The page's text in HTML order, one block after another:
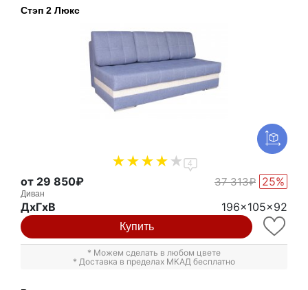
Стэп 2 Люкс
4
от 29 850₽ 37 313₽ 25%
Диван
ДxГxВ 196x105x92
Купить
* Можем сделать в любом цвете
* Доставка в пределах МКАД бесплатно